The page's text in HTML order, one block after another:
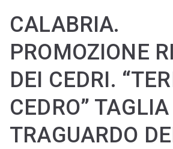
CALABRIA.
PROMOZIONE
DEI CEDRI.
CEDRO”
TRAGUARDO